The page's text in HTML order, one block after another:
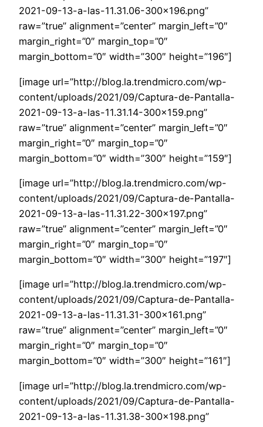
2021-09-13-a-las-11.31.06-300×196.png”
raw=”true” alignment=”center” margin_left=”0″
margin_right=”0″ margin_top=”0″
margin_bottom=”0″ width=”300″ height=”196″]
[image url=”http://blog.la.trendmicro.com/wp-
content/uploads/2021/09/Captura-de-Pantalla-
2021-09-13-a-las-11.31.14-300×159.png”
raw=”true” alignment=”center” margin_left=”0″
margin_right=”0″ margin_top=”0″
margin_bottom=”0″ width=”300″ height=”159″]
[image url=”http://blog.la.trendmicro.com/wp-
content/uploads/2021/09/Captura-de-Pantalla-
2021-09-13-a-las-11.31.22-300×197.png”
raw=”true” alignment=”center” margin_left=”0″
margin_right=”0″ margin_top=”0″
margin_bottom=”0″ width=”300″ height=”197″]
[image url=”http://blog.la.trendmicro.com/wp-
content/uploads/2021/09/Captura-de-Pantalla-
2021-09-13-a-las-11.31.31-300×161.png”
raw=”true” alignment=”center” margin_left=”0″
margin_right=”0″ margin_top=”0″
margin_bottom=”0″ width=”300″ height=”161″]
[image url=”http://blog.la.trendmicro.com/wp-
content/uploads/2021/09/Captura-de-Pantalla-
2021-09-13-a-las-11.31.38-300×198.png”